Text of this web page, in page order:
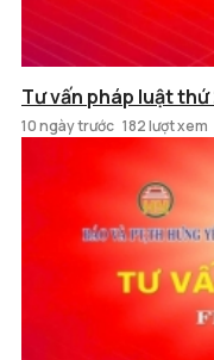
Tư vấn pháp luật
10 ngày trước 182 lượt xem